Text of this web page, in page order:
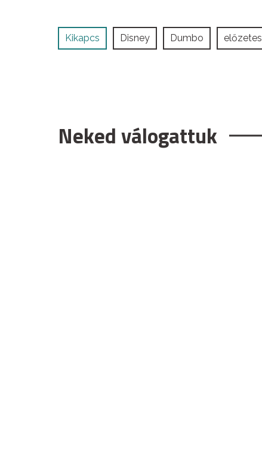
Kikapcs Disney Dumbo előzetes
Neked válogattuk